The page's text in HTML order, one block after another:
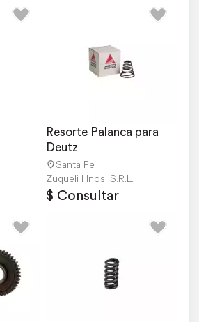
Resorte Palanca para
Deutz
Santa Fe
Zuqueli Hnos. S.R.L.
$ Consultar